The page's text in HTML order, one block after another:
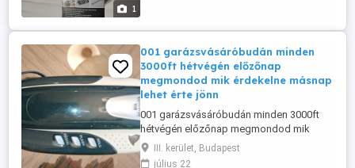
1
001 garázsvásáróbudán minden
3000ft hétvégén előzőnap
megmondod mik érdekelne másnap
lehet érte jönn
001 garázsvásáróbudán minden 3000ft
hétvégén előzőnap megmondod mik
érdekelne másnap lehet érte jönni
megvásárolni Concorde 908
III. kerület, Budapest
július 22